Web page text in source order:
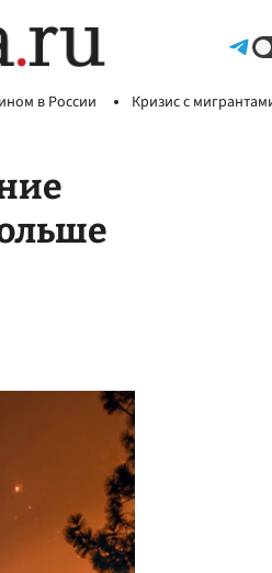
в России Кризис с